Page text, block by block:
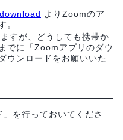
よりZoomのア
。
すが、どうしても携帯か
でに「Zoomアプリのダウ
ウンロードをお願いいた
を行っておいてくださ